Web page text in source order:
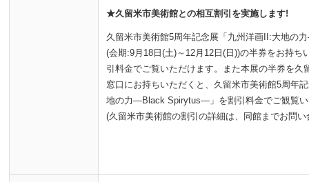
★久留米市美術館との相互割引を実施します!
久留米市美術館5周年記念展「九州洋画II:大地の
(会期:9月18日(土)～12月12日(日))の半券をお持ち
引料金でご覧いただけます。また本展の半券を久
窓口にお持ちいただくと、久留米市美術館5周年
地の力―Black Spirytus―」を割引料金でご観覧い
(久留米市美術館の割引の詳細は、同館までお問